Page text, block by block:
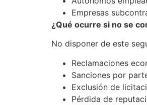
Empresas
¿Qué ocurre si no se
No disponer de este
Reclamaciones
Sanciones por
Exclusión de
Pérdida de